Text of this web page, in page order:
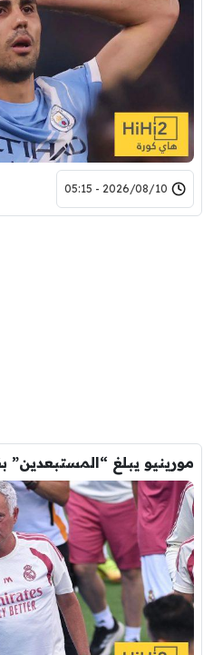
2026/08/10 - 05:15
مورينيو يبلغ “المستبعدين”